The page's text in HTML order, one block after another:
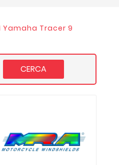
Yamaha Tracer 9
CERCA